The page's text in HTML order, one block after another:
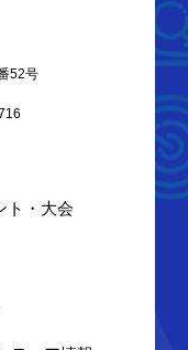
52号
ト・大会